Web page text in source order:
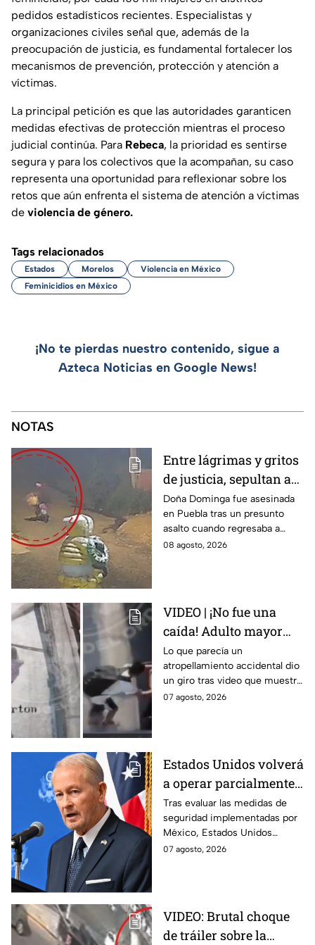
pedidos estadísticos recientes. Especialistas y
organizaciones civiles señal que, además de la
preocupación de justicia, es fundamental fortalecer los
mecanismos de prevención, protección y atención a
víctimas.
La principal petición es que las autoridades garanticen
medidas efectivas de protección mientras el proceso
judicial continúa. Para Rebeca, la prioridad es sentirse
segura y para los colectivos que la acompañan, su caso
representa una oportunidad para reflexionar sobre los
retos que aún enfrenta el sistema de atención a víctimas
de violencia de género.
Tags relacionados
Estados Morelos
Violencia en México
Feminicidios en México
¡No te pierdas nuestro contenido, sigue a
Azteca Noticias en Google News!
NOTAS
Entre lágrimas y gritos
de justicia, sepultan a
doña Dominga, la
abuelita asesinada tras
asalto en Amozoc,
Puebla
Doña Dominga fue asesinada
en Puebla tras un presunto
asalto cuando regresaba a
casa; familiares y amigos la
08 agosto, 2026
VIDEO | ¡No fue una
caída! Adulto mayor
muere atropellado por
tráiler; joven lo empujó
en Monterrey
Lo que parecía un
atropellamiento accidental dio
un giro tras video que muestra
cómo un joven empujó a
07 agosto, 2026
Estados Unidos volverá
a operar parcialmente
en Michoacán tras
suspensión por
motivos de seguridad
Tras evaluar las medidas de
seguridad implementadas por
México, Estados Unidos
reanudará parcialmente sus
07 agosto, 2026
VIDEO: Brutal choque
de tráiler sobre la